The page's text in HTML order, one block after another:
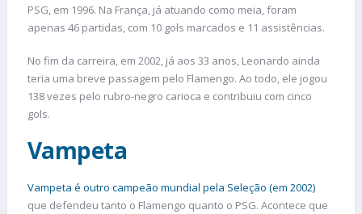
PSG, em 1996. Na França, já atuando como meia, foram
apenas 46 partidas, com 10 gols marcados e 11 assistências.
No fim da carreira, em 2002, já aos 33 anos, Leonardo ainda
teria uma breve passagem pelo Flamengo. Ao todo, ele jogou
138 vezes pelo rubro-negro carioca e contribuiu com cinco
gols.
Vampeta
Vampeta é outro campeão mundial pela Seleção (em 2002)
que defendeu tanto o Flamengo quanto o PSG. Acontece que